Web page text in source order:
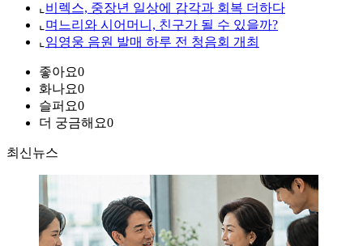
⌞ 비렉스, 중장년 일상에 감각과 회복 더하다
⌞ 며느리와 시어머니, 친구가 될 수 있을까?
⌞ 임영웅 음원 발매 하루 전 청음회 개최
좋아요0
화나요0
슬퍼요0
더 궁금해요0
최신뉴스